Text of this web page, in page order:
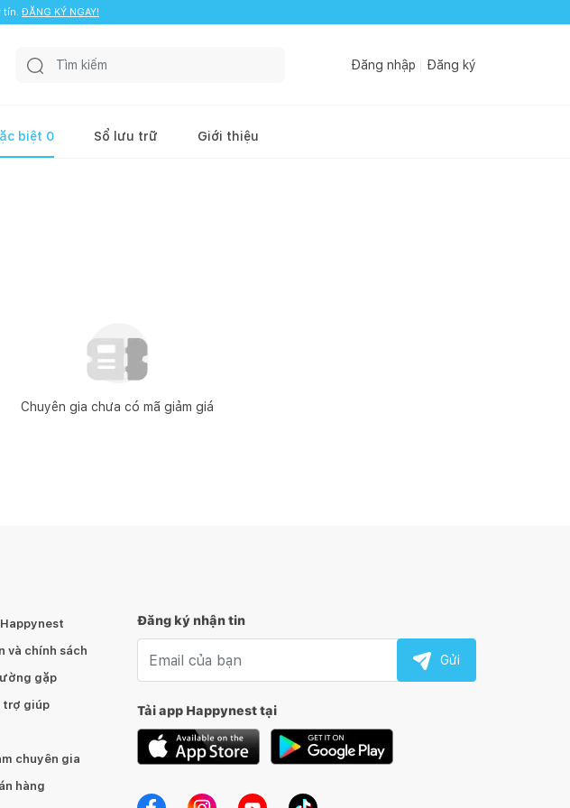
tín. ĐĂNG KÝ NGAY!
Đăng nhập Đăng ký
biệt 0 Sổ lưu trữ Giới thiệu
Chuyên gia chưa có mã giảm giá
và chính sách
gặp
trợ giúp
chuyên gia
hàng
Đăng ký nhận tin
Gửi
Tải app Happynest tại